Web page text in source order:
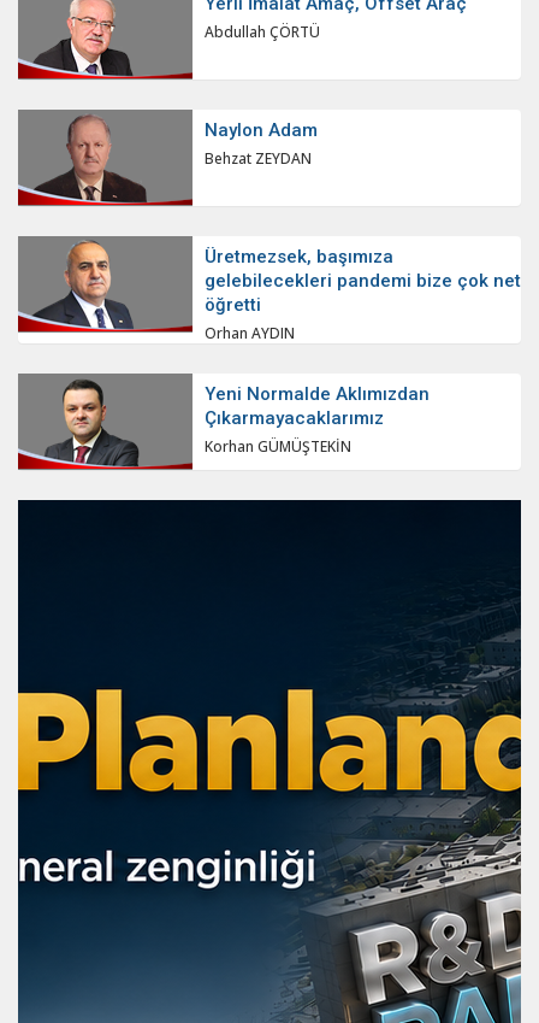
Abdullah ÇÖRTÜ
Naylon Adam
Behzat ZEYDAN
Üretmezsek, başımıza
gelebilecekleri pandemi bize çok net
öğretti
Orhan AYDIN
Yeni Normalde Aklımızdan
Çıkarmayacaklarımız
Korhan GÜMÜŞTEKİN